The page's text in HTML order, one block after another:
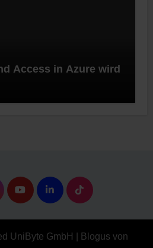
Access in Azure wird
UniByte GmbH Blogus von